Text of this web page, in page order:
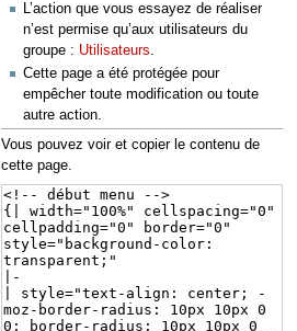
navigation
recherche
L’action que vous essayez de réaliser
n’est permise qu’aux utilisateurs du
groupe : Utilisateurs.
Cette page a été protégée pour
empêcher toute modification ou toute
autre action.
Vous pouvez voir et copier le contenu de
cette page.